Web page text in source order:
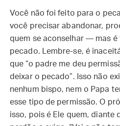
Você não foi feito para o
você precisar abandonar,
quem se aconselhar — mas é
pecado. Lembre-se, é
que “o padre me deu
deixar o pecado”. Isso não
nenhum bispo, nem o Papa
esse tipo de permissão. O
isso, pois é Ele quem, diante